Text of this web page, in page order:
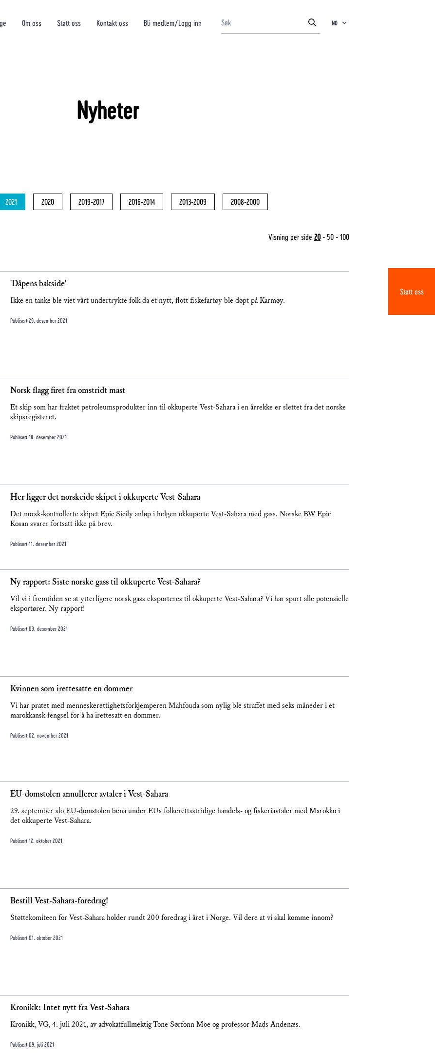
Støtt oss
Om oss Støtt oss Kontakt oss Bli medlem/Logg inn NO
Nyheter
2021 2020 2019-2017 2016-2014 2013-2009 2008-2000
Visning per side 20- 50 - 100
'Dåpens bakside'
Ikke en tanke ble viet vårt undertrykte folk da et nytt, flott fiskefartøy ble døpt på Karmøy.
Publisert 29. desember 2021
Norsk flagg firet fra omstridt mast
Et skip som har fraktet petroleumsprodukter inn til okkuperte Vest-Sahara i en årrekke er slettet fra det norske
skipsregisteret.
Publisert 18. desember 2021
Her ligger det norskeide skipet i okkuperte Vest-Sahara
Det norsk-kontrollerte skipet Epic Sicily anløp i helgen okkuperte Vest-Sahara med gass. Norske BW Epic
Kosan svarer fortsatt ikke på brev.
Publisert 11. desember 2021
Ny rapport: Siste norske gass til okkuperte Vest-Sahara?
Vil vi i fremtiden se at ytterligere norsk gass eksporteres til okkuperte Vest-Sahara? Vi har spurt alle potensielle
eksportører. Ny rapport!
Publisert 03. desember 2021
Kvinnen som irettesatte en dommer
Vi har pratet med menneskerettighetsforkjemperen Mahfouda som nylig ble straffet med seks måneder i et
marokkansk fengsel for å ha irettesatt en dommer.
Publisert 02. november 2021
EU-domstolen annullerer avtaler i Vest-Sahara
29. september slo EU-domstolen bena under EUs folkerettsstridige handels- og fiskeriavtaler med Marokko i
det okkuperte Vest-Sahara.
Publisert 12. oktober 2021
Bestill Vest-Sahara-foredrag!
Støttekomiteen for Vest-Sahara holder rundt 200 foredrag i året i Norge. Vil dere at vi skal komme innom?
Publisert 01. oktober 2021
Kronikk: Intet nytt fra Vest-Sahara
Kronikk, VG, 4. juli 2021, av advokatfullmektig Tone Sørfonn Moe og professor Mads Andenæs.
Publisert 09. juli 2021